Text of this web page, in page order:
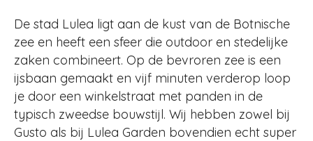
De stad Lulea ligt aan de kust van de Botnische
zee en heeft een sfeer die outdoor en stedelijke
zaken combineert. Op de bevroren zee is een
ijsbaan gemaakt en vijf minuten verderop loop
je door een winkelstraat met panden in de
typisch zweedse bouwstijl. Wij hebben zowel bij
Gusto als bij Lulea Garden bovendien echt super